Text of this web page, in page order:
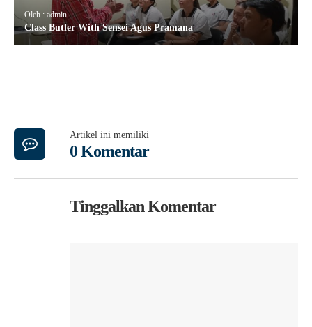
Oleh : admin
Class Butler With Sensei Agus Pramana
Artikel ini memiliki
0 Komentar
Tinggalkan Komentar